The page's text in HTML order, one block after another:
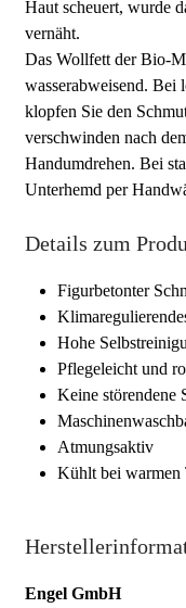
Haut scheuert, wurde
vernäht.
Das Wollfett der Bio-
wasserabweisend. Bei
klopfen Sie den
verschwinden nach
Handumdrehen. Bei
Unterhemd per
Details zum
Figurbetonter
Hohe
Pflegeleicht und
Keine störendene
Atmungsaktiv
Kühlt bei warmen
Engel GmbH